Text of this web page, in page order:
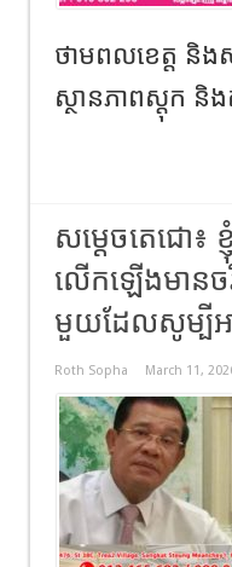
ថាមពលខេត្ត និង
ស្ថានភាពស្តុក និង
សម្តេចតេជោ៖ ខ្
លើកឡើងមានច
មួយដែលសូម្បីអ
Roth Sopha March 11,